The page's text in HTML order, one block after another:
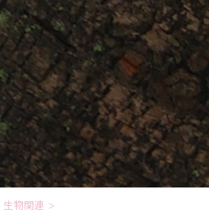
生物関連 >